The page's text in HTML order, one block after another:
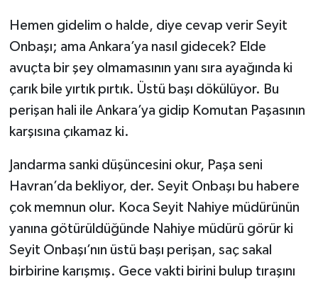
Hemen gidelim o halde, diye cevap verir Seyit
Onbaşı; ama Ankara’ya nasıl gidecek? Elde
avuçta bir şey olmamasının yanı sıra ayağında ki
çarık bile yırtık pırtık. Üstü başı dökülüyor. Bu
perişan hali ile Ankara’ya gidip Komutan Paşasının
karşısına çıkamaz ki.
Jandarma sanki düşüncesini okur, Paşa seni
Havran’da bekliyor, der. Seyit Onbaşı bu habere
çok memnun olur. Koca Seyit Nahiye müdürünün
yanına götürüldüğünde Nahiye müdürü görür ki
Seyit Onbaşı’nın üstü başı perişan, saç sakal
birbirine karışmış. Gece vakti birini bulup tıraşını